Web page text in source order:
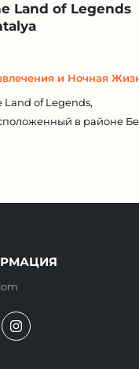
Land of Legends
и Ночная
Land of Legends,
в районе